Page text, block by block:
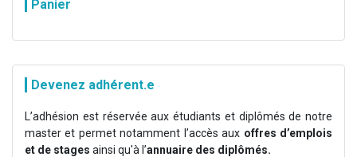
Panier
Devenez adhérent.e
L’adhésion est réservée aux étudiants et diplômés de notre
master et permet notamment l’accès aux offres d’emplois
et de stages ainsi qu'à l’annuaire des diplômés.